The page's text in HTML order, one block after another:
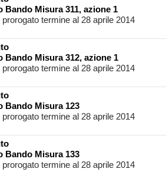
Bando Misura 311, azione 1
termine al 28 aprile 2014
Bando Misura 312, azione 1
termine al 28 aprile 2014
Bando Misura 123
termine al 28 aprile 2014
Bando Misura 133
termine al 28 aprile 2014